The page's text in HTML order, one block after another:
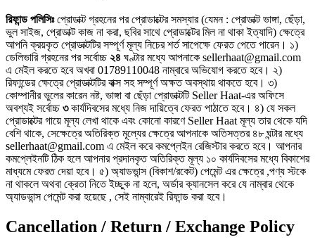
রিফান্ড পলিসিঃপ্রোডাক্ট গ্রহনের পর প্রোডাক্টের সমস্যার (যেমন : প্রোডাক্ট ভাঙ্গা, ছেঁড়া,
ভুল সাইজ, প্রোডাক্ট কাজ না করা, ছবির সাথে প্রোডাক্টের মিল না থাকা ইত্যাদি) ক্ষেত্রে
আপনি ক্রয়কৃত প্রোডাক্টটির সম্পূর্ণ মূল্য নিচের শর্ত সাপেক্ষে ফেরত পেতে পারেন। ১)
ডেলিভারি গ্রহনের পর সর্বোচ্চ ২৪ ঘণ্টার মধ্যে আপনাকে sellerhaat@gmail.com
এ মেইল করতে হবে অখবা 01789110048 নাম্বারে অভিযোগ করতে হবে। ২)
রিফান্ডের ক্ষেত্রে প্রোডাক্টটির বাক্স সহ সম্পূর্ণ অক্ষত অবস্থায় থাকতে হবে। ৩)
কোম্পানীর ভুলের কারেন নষ্ট, ভাঙ্গা বা ছেঁড়া প্রোডাক্টটি Seller Haat-এর অফিসে
অবশ্যই সর্বোচ্চ ৩কার্যদিবসের মধ্যে নিজ দায়িত্বে ফেরত পাঠাতে হবে। ৪) যে সকল
প্রোডাক্টের গায়ে মূল্য লেখা থাকে এবং কোনো কারণে Seller Haat মূল্য তার থেকে যদি
বেশি থাকে, সেক্ষেত্রে অতিরিক্ত মূল্যের ক্ষেত্রে আপনাকে অতিসত্তর ৪৮ ঘন্টার মধ্যে
sellerhaat@gmail.com এ মেইল করে কমপ্লেইন রেজিস্টার করতে হবে। আপনার
কমপ্লেইনটি ঠিক হলে আপনার প্রদানকৃত অতিরিক্ত মূল্য ১০ কার্যদিবসের মধ্যে বিকাশের
মাধ্যমে ফেরত দেয়া হবে। ৫) অ্যাডভান্স (বিকাশ/রকেট) পেমেন্ট এর ক্ষেত্রে ,পণ্য স্টকে
না থাকলে অথবা ক্রেতা নিতে ইচ্ছুক না হলে, অর্ডার ক্যানসেল করে যে নাম্বার থেকে
অ্যাডভান্স পেমেন্ট করা হয়েছে , সেই নাম্বারেই রিফান্ড করা হবে।
Cancellation / Return / Exchange Policy